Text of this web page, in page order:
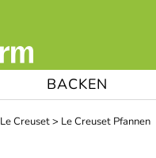
BACKEN
Le Creuset> Le Creuset Pfannen